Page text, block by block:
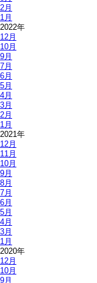
2月
1月
2022年
12月
10月
9月
7月
6月
5月
4月
3月
2月
1月
2021年
12月
11月
10月
9月
8月
7月
6月
5月
4月
3月
1月
2020年
12月
10月
9月